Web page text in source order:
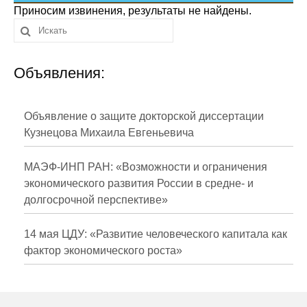
Сотрудники
Отчетность
Противодействие коррупции
Публикации
Научная жизнь
Издания
Проблемы прогнозирования
О журнале
Приносим извинения, результаты не найдены.
Объявления:
Объявление о защите докторской диссертации
Кузнецова Михаила Евгеньевича
МАЭФ-ИНП РАН: «Возможности и ограничения
экономического развития России в средне- и
долгосрочной перспективе»
14 мая ЦДУ: «Развитие человеческого капитала как
фактор экономического роста»